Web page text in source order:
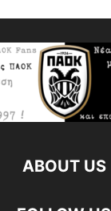
ABOUT US